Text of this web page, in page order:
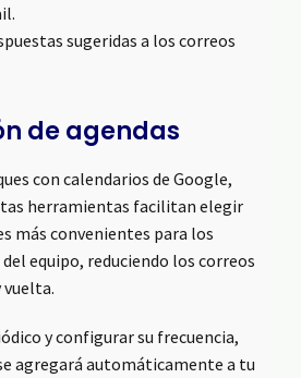
sugeridas a los correos
de agendas
con calendarios de Google,
herramientas facilitan elegir
más convenientes para los
equipo, reduciendo los correos
vuelta.
y configurar su frecuencia,
agregará automáticamente a tu